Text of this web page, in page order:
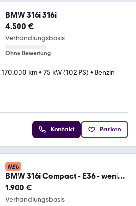
BMW 316i 316i
4.500 €
Verhandlungsbasis
Ohne Bewertung
170.000 km • 75 kW (102 PS) • Benzin
Kontakt Parken
NEU
BMW 316i Compact - E36 - wenig
Kilometer
1.900 €
Verhandlungsbasis